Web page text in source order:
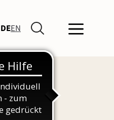
DEEN
auch